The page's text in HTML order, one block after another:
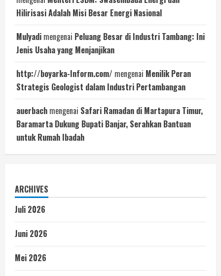
Hilirisasi Adalah Misi Besar Energi Nasional
Mulyadi mengenai Peluang Besar di Industri Tambang: Ini
Jenis Usaha yang Menjanjikan
http://boyarka-Inform.com/ mengenai Menilik Peran
Strategis Geologist dalam Industri Pertambangan
auerbach mengenai Safari Ramadan di Martapura Timur,
Baramarta Dukung Bupati Banjar, Serahkan Bantuan
untuk Rumah Ibadah
ARCHIVES
Juli 2026
Juni 2026
Mei 2026